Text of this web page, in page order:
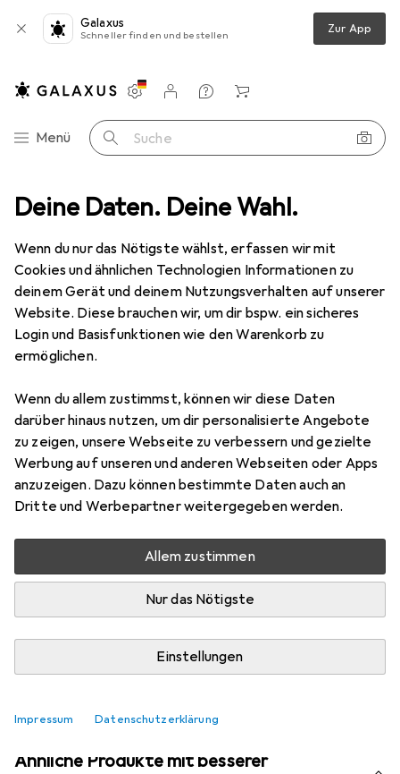
Deine Daten. Deine Wahl.
Wenn du nur das Nötigste wählst, erfassen wir mit
Cookies und ähnlichen Technologien Informationen zu
deinem Gerät und deinem Nutzungsverhalten auf unserer
Website. Diese brauchen wir, um dir bspw. ein sicheres
Login und Basisfunktionen wie den Warenkorb zu
ermöglichen.
Wenn du allem zustimmst, können wir diese Daten
darüber hinaus nutzen, um dir personalisierte Angebote
zu zeigen, unsere Webseite zu verbessern und gezielte
Werbung auf unseren und anderen Webseiten oder Apps
anzuzeigen. Dazu können bestimmte Daten auch an
Dritte und Werbepartner weitergegeben werden.
Allem zustimmen
Nur das Nötigste
Einstellungen
Impressum Datenschutzerklärung
Galaxus
Schneller finden und bestellen Zur App
Navigation nach Kategorien
Menü Suche
Einstellungen
Kundenkonto
Vergleichslisten
Merklisten
Warenkorb
Pergamon In & Outdoor Teppich Flachgewebe Carpetto Patchwork
9 Bilder
PergamonIn & Outdoor Teppich
Flachgewebe Carpetto Patchwork
160 x 230 cm
1
Bewertungen Marke
Mehr von Pergamon
Aktuell nicht lieferbar
Vergleichen
Kostenloser Versand ab 30,– i
Ähnliche Produkte mit besserer